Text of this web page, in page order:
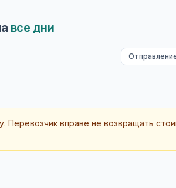
все дни
Перевозчик вправе не возвращать